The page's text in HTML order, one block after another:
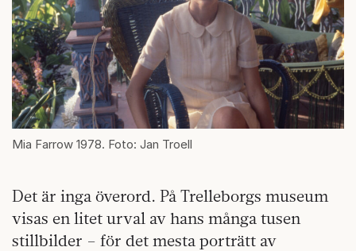
Mia Farrow 1978. Foto: Jan Troell
Det är inga överord. På Trelleborgs museum
visas en litet urval av hans många tusen
stillbilder – för det mesta porträtt av